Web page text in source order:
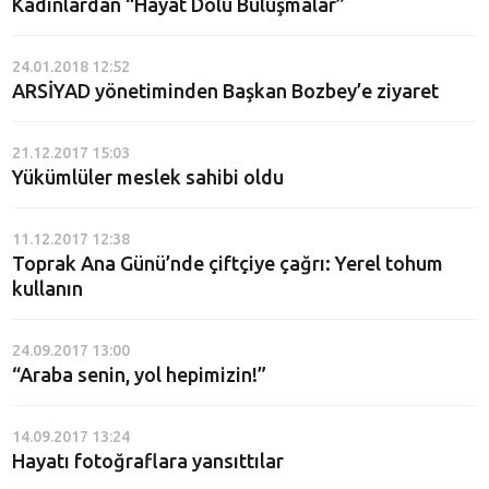
Kadınlardan “Hayat Dolu Buluşmalar”
24.01.2018 12:52
ARSİYAD yönetiminden Başkan Bozbey’e ziyaret
21.12.2017 15:03
Yükümlüler meslek sahibi oldu
11.12.2017 12:38
Toprak Ana Günü’nde çiftçiye çağrı: Yerel tohum
kullanın
24.09.2017 13:00
“Araba senin, yol hepimizin!”
14.09.2017 13:24
Hayatı fotoğraflara yansıttılar